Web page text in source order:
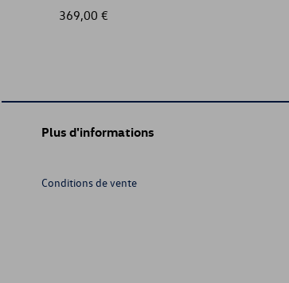
369,00 €
Plus d'informations
Conditions de vente